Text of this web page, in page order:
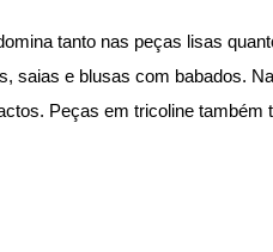
tanto nas peças lisas
saias e blusas com babados.
Peças em tricoline